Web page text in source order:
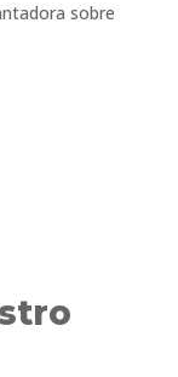
sobre